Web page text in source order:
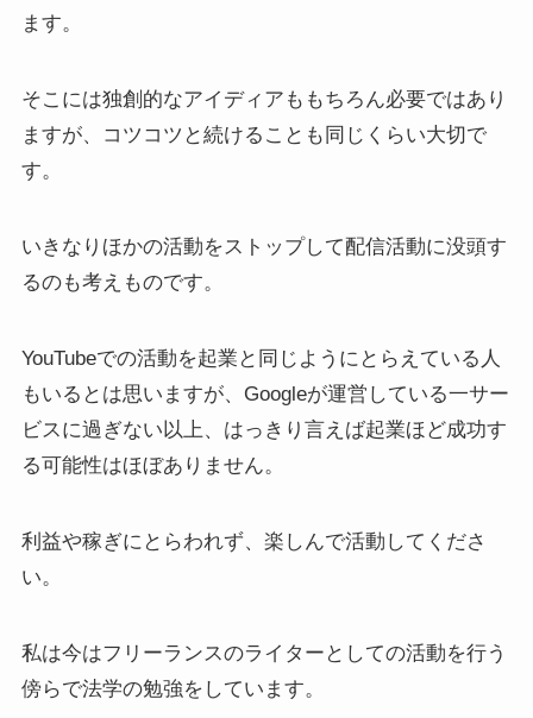
ます。
そこには独創的なアイディアももちろん必要ではあり
ますが、コツコツと続けることも同じくらい大切で
す。
いきなりほかの活動をストップして配信活動に没頭す
るのも考えものです。
YouTubeでの活動を起業と同じようにとらえている人
もいるとは思いますが、Googleが運営している一サー
ビスに過ぎない以上、はっきり言えば起業ほど成功す
る可能性はほぼありません。
利益や稼ぎにとらわれず、楽しんで活動してくださ
い。
私は今はフリーランスのライターとしての活動を行う
傍らで法学の勉強をしています。